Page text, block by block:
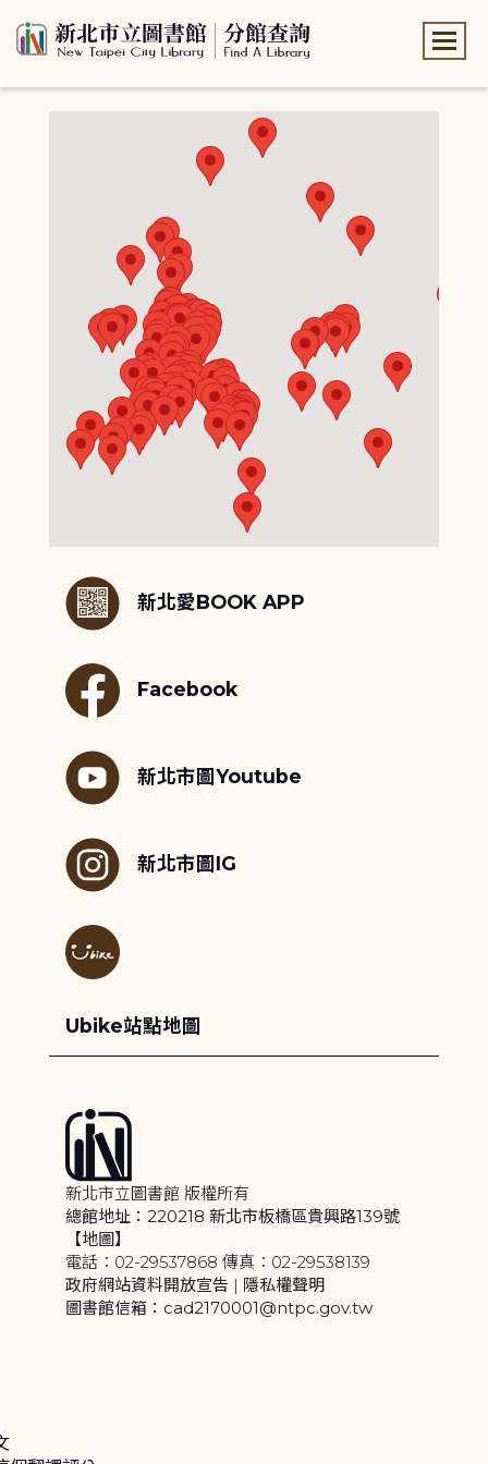
新北愛BOOK APP
Facebook
新北市圖Youtube
新北市圖IG
Ubike站點地圖
新北市立圖書館 版權所有
總館地址：220218 新北市板橋區貴興路139號
【地圖】
電話：02-29537868 傳真：02-29538139
政府網站資料開放宣告 | 隱私權聲明
圖書館信箱：cad2170001@ntpc.gov.tw